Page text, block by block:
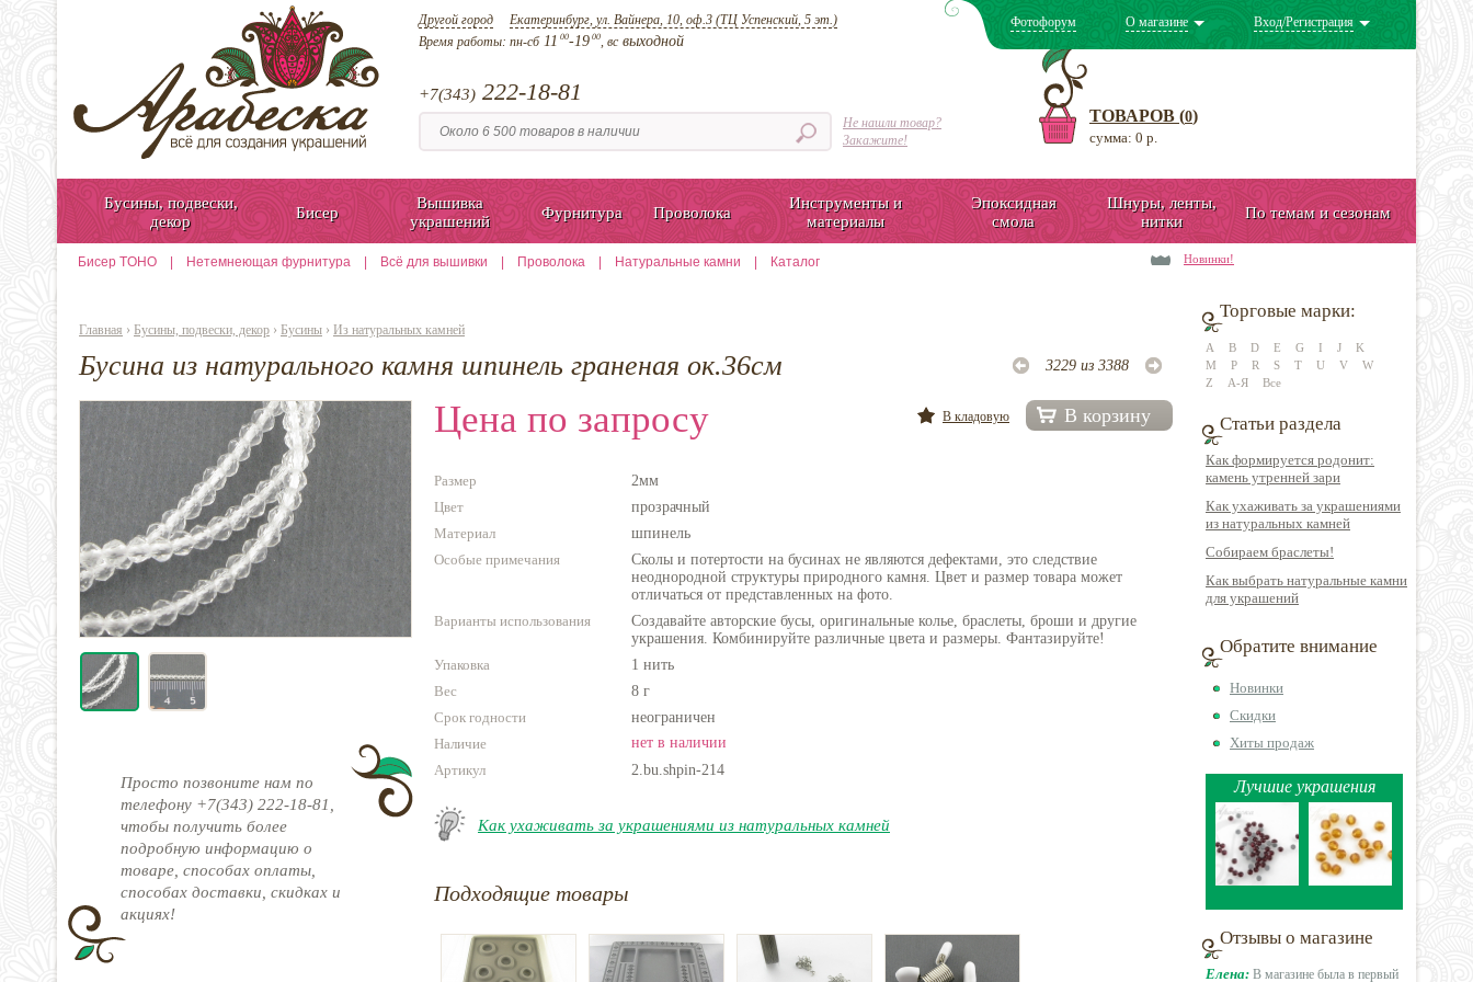
Другой город Екатеринбург, ул. Вайнера, 10, оф.3 (ТЦ Успенский, 5 эт.)
Время работы: пн-сб11 00-19 00, всвыходной
+7(343) 222-18-81
Не нашли товар?
Закажите!
Фотофорум О магазине Вход/Регистрация
ТОВАРОВ (0)
сумма: 0 р.
Бусины, подвески,
декор
Бисер
Вышивка
украшений
Фурнитура Проволока
Инструменты и
материалы
Эпоксидная
смола
Шнуры, ленты,
нитки
По темам и сезонам
Бисер TOHO Нетемнеющая фурнитура Всё для вышивки Проволока Натуральные камни Каталог Новинки!
Главная › Бусины, подвески, декор › Бусины › Из натуральных камней
Бусина из натурального камня шпинель граненая ок.36см 3229 из 3388
Просто позвоните нам по
телефону +7(343) 222-18-81,
чтобы получить более
подробную информацию о
товаре, способах оплаты,
способах доставки, скидках и
акциях!
Цена по запросу В корзину
В кладовую
Размер
2мм
Цвет
прозрачный
Материал
шпинель
Особые примечания
Сколы и потертости на бусинах не являются дефектами, это следствие
неоднородной структуры природного камня. Цвет и размер товара может
отличаться от представленных на фото.
Варианты использования
Создавайте авторские бусы, оригинальные колье, браслеты, броши и другие
украшения. Комбинируйте различные цвета и размеры. Фантазируйте!
Упаковка
1 нить
Вес
8 г
Срок годности
неограничен
Наличие
нет в наличии
Артикул
2.bu.shpin-214
Как ухаживать за украшениями из натуральных камней
Подходящие товары
Торговые марки:
A B D E G I J
K
M
P R S T U V
W
Z
А-Я Все
Статьи раздела
Как формируется родонит:
камень утренней зари
Как ухаживать за украшениями
из натуральных камней
Собираем браслеты!
Как выбрать натуральные камни
для украшений
Обратите внимание
Новинки
Скидки
Хиты продаж
Лучшие украшения
Отзывы о магазине
Елена: В магазине была в первый